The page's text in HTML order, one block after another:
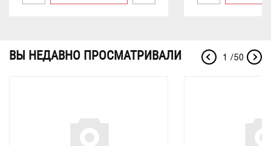
ВЫ НЕДАВНО ПРОСМАТРИВАЛИ /50
1